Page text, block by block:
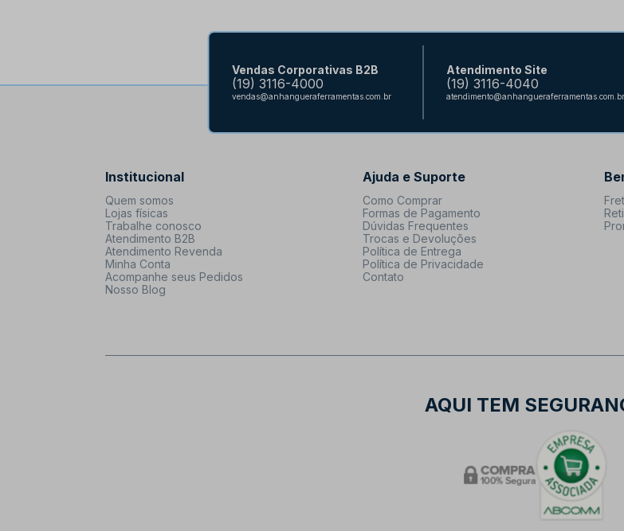
Vendas Corporativas B2B
(19) 3116-4000
vendas@anhangueraferramentas.com.br
Atendimento Site
(19) 3116-4040
atendimento@anhangueraferramentas.com.br
Institucional
Quem somos
Lojas físicas
Trabalhe conosco
Atendimento B2B
Atendimento Revenda
Minha Conta
Acompanhe seus Pedidos
Nosso Blog
Ajuda e Suporte
Como Comprar
Formas de Pagamento
Dúvidas Frequentes
Trocas e Devoluções
Política de Entrega
Política de Privacidade
Contato
AQUI TEM